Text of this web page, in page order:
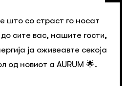
што со страст го носат
сите вас, нашите гости,
ја оживеавте секоја
од новиот a AURUM 🌟.